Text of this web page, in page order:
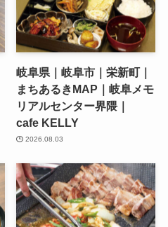
岐阜県｜岐阜市｜栄新町｜
まちあるきMAP｜岐阜メモ
リアルセンター界隈｜
cafe KELLY
2026.08.03